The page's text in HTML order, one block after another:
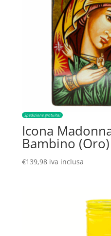
Spedizione gratuita!
Icona
Bambino (Oro)
€139,98 iva inclusa